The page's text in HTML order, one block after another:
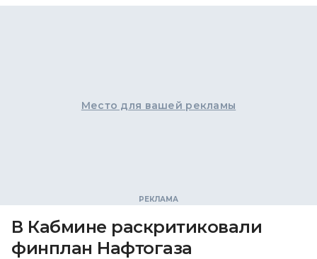
Место для вашей рекламы
В Кабмине раскритиковали
финплан Нафтогаза